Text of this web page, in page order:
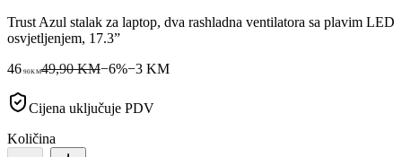
Trust Azul stalak za laptop, dva rashladna ventilatora sa plavim LED
osvjetljenjem, 17.3”
46 90KM49,90 KM−6%−3KM
Cijena uključuje PDV
Količina